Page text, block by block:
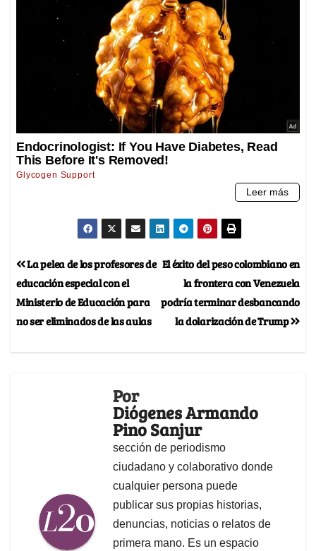
El éxito del peso colombiano en
la frontera con Venezuela
podría terminar desbancando
la dolarización de Trump
La pelea de los profesores de
educación especial con el
Ministerio de Educación para
no ser eliminados de las aulas
Por
Diógenes Armando
Pino Sanjur
sección de periodismo
ciudadano y colaborativo donde
cualquier persona puede
publicar sus propias historias,
denuncias, noticias o relatos de
primera mano. Es un espacio